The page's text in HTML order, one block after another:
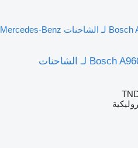
أسطوانة هيدروليكية Bosch A9604661092 لـ الشاحنات